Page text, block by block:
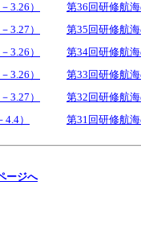
3.26）
第36回研修航
3.27）
第35回研修航
3.26）
第34回研修航
3.26）
第33回研修航
3.27）
第32回研修航
）
第31回研修航
ージへ